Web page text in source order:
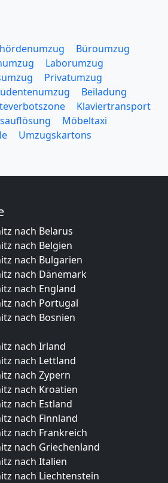
Büroumzug
Laborumzug
Privatumzug
Beiladung
Klaviertransport
Möbeltaxi
Umzugskartons
nach Belarus
nach Belgien
nach Bulgarien
nach Dänemark
nach England
nach Portugal
nach Bosnien
nach Irland
nach Lettland
nach Zypern
nach Kroatien
nach Estland
nach Finnland
nach Frankreich
nach Griechenland
nach Italien
nach Liechtenstein